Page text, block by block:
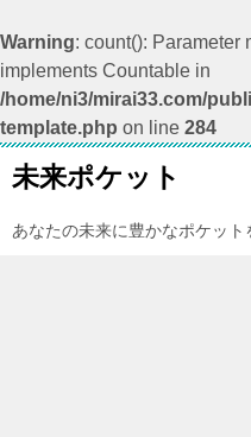
Warning: count(): Parameter
implements Countable in
/home/ni3/mirai33.com/
template.php on line 284
未来ポケット
あなたの未来に豊かなポケット